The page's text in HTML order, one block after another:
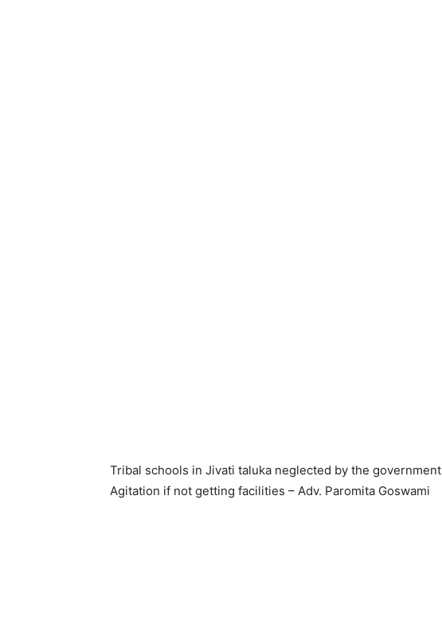
Tribal schools in Jivati ​​taluka neglected by the government
Agitation if not getting facilities – Adv. Paromita Goswami